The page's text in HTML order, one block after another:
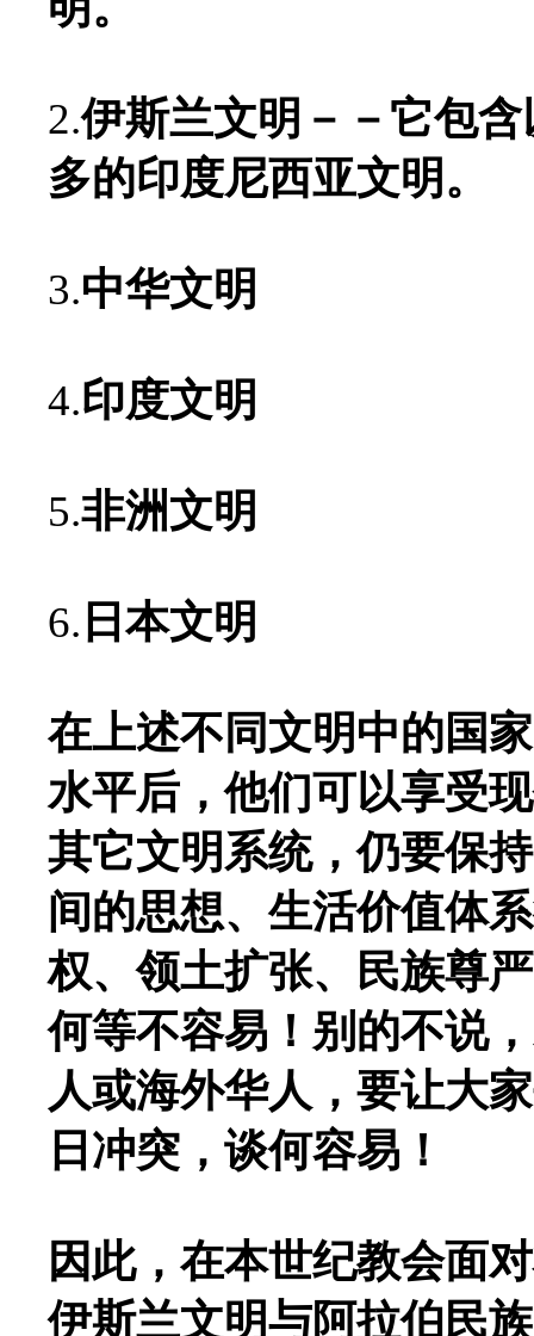
2.伊斯兰文明－－它包
多的印度尼西亚文明。
3.中华文明
4.印度文明
5.非洲文明
6. 日本文明
在上述不同文明中的国
水平后，他们可以享受
其它文明系统，仍要保
间的思想、生活价值体
权、领土扩张、民族尊
何等不容易！别的不说
人或海外华人，要让大
日冲突，谈何容易！
因此，在本世纪教会面
伊斯兰文明与阿拉伯民